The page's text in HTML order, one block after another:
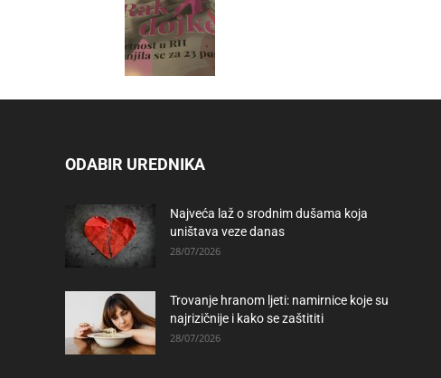
ODABIR UREDNIKA
Najveća laž o srodnim dušama koja
uništava veze danas
28/07/2026
Trovanje hranom ljeti: namirnice koje su
najrizičnije i kako se zaštititi
28/07/2026